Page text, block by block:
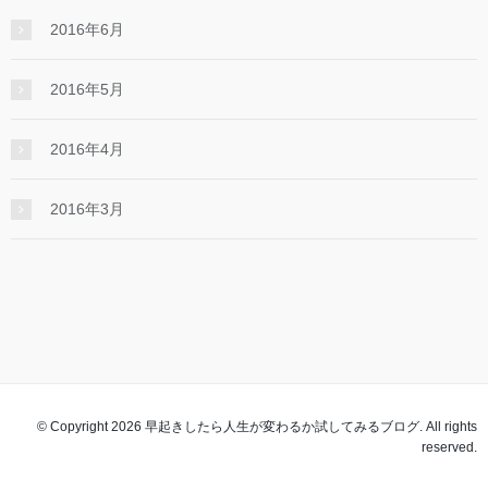
2016年6月
2016年5月
2016年4月
2016年3月
© Copyright 2026 早起きしたら人生が変わるか試してみるブログ. All rights
reserved.